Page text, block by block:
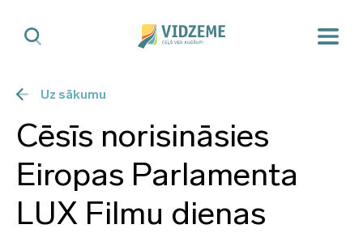
Uz sākumu
Cēsīs norisināsies
Eiropas Parlamenta
LUX Filmu dienas